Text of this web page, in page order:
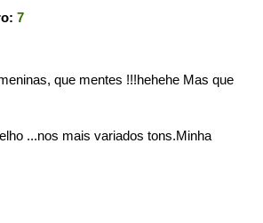
7
que mentes !!!hehehe Mas que
...nos mais variados tons.Minha